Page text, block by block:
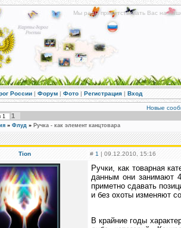
Мы рады приветствовать Вас на
России | Форум | Фото | Регистрация | Вход
Новые
1 1
» Флуд » Ручка - как элемент канцтовара
Tion # 1 | 09.12.2010, 15:16
Ручки, как товарная
данным они занимают
приметно сдавать
и без охоты изменяют
В крайние годы